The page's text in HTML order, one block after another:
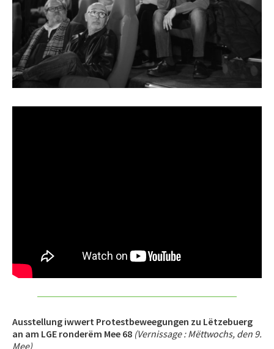
Ausstellung iwwert Protestbeweegungen zu Lëtzebuerg
an am LGE ronderëm Mee 68 (Vernissage : Mëttwochs, den 9.
Mee)